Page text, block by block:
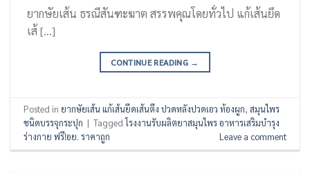
ยากษัยเส้น ธรณีสันฑะฆาต สรรพคุณโดยทั่วไป แก้เส้นยึด
เส้ […]
CONTINUE READING →
Posted inยากษัยเส้น แก้เส้นยึดเส้นตึง ปวดหลังปวดเอว ท้องผูก,สมุนไพร
ชนิดบรรจุกระปุก | Tagged โรงงานรับผลิตยาสมุนไพร อาหารเสริมบำรุง
ร่างกาย ฟรี!อย. ราคาถูก
Leave a comment